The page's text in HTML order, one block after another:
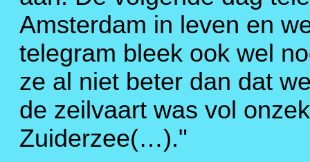
Amsterdam in leven en
telegram bleek ook wel
ze al niet beter dan dat
de zeilvaart was vol
Zuiderzee(…)."